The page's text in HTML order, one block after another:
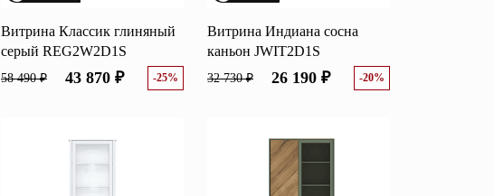
Витрина Классик глиняный
серый REG2W2D1S
58 490 ₽ 43 870 ₽ -25%
Витрина Индиана сосна
каньон JWIT2D1S
32 730 ₽ 26 190 ₽ -20%